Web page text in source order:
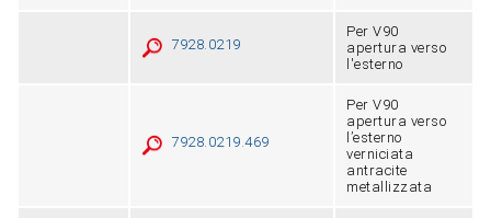
7928.0219
Per V90
apertura verso
l'esterno
7928.0219.469
Per V90
apertura verso
l’esterno
verniciata
antracite
metallizzata